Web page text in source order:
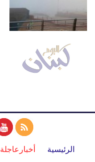
الرئيسية أخبارعاجلة